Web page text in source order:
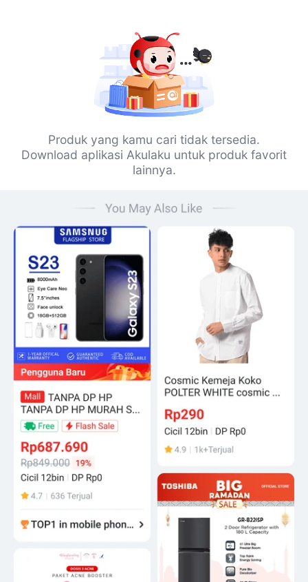
Produk yang kamu cari tidak tersedia.
Download aplikasi Akulaku untuk produk favorit
lainnya.